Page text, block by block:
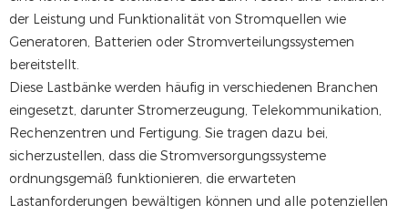
der Leistung und Funktionalität von Stromquellen wie
Generatoren, Batterien oder Stromverteilungssystemen
bereitstellt.
Diese Lastbänke werden häufig in verschiedenen Branchen
eingesetzt, darunter Stromerzeugung, Telekommunikation,
Rechenzentren und Fertigung. Sie tragen dazu bei,
sicherzustellen, dass die Stromversorgungssysteme
ordnungsgemäß funktionieren, die erwarteten
Lastanforderungen bewältigen können und alle potenziellen